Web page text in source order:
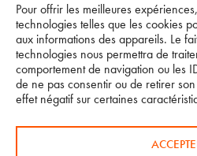
Pour offrir les meilleures
technologies telles que les cookies
aux informations des appareils. Le
technologies nous permettra de
comportement de navigation ou les
de ne pas consentir ou de retirer
effet négatif sur certaines